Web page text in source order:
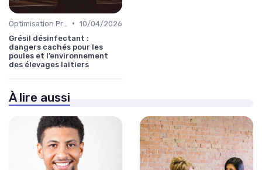
• 10/04/2026
Grésil désinfectant :
dangers cachés pour les
poules et l’environnement
des élevages laitiers
À lire aussi